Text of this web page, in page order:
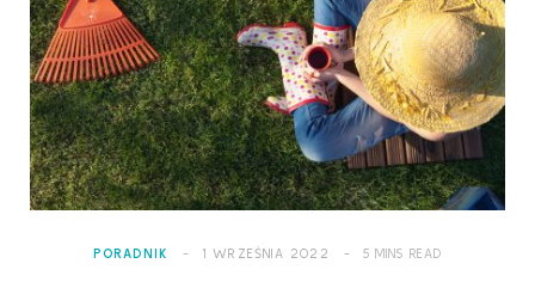
PORADNIK 1 WRZEŚNIA 2022 5 MINS READ